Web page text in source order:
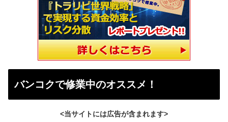
バンコクで修業中のオススメ！
<当サイトには広告が含まれます>